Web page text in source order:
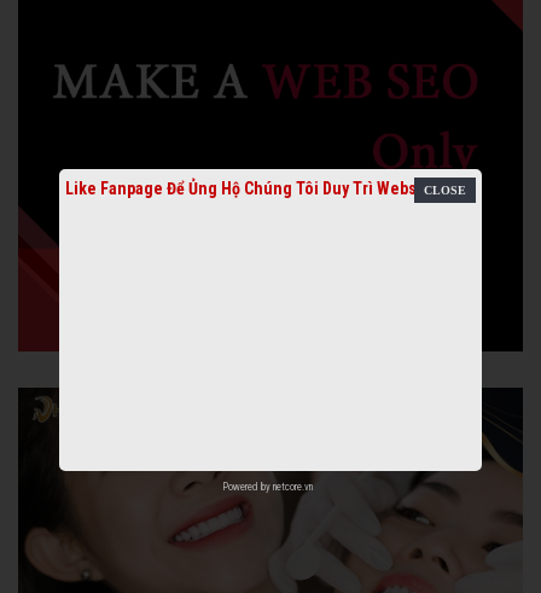
Like Fanpage Để Ủng Hộ Chúng Tôi Duy Trì Website
Powered by netcore.vn